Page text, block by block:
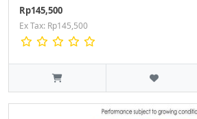
Rp145,500
Ex Tax: Rp145,500